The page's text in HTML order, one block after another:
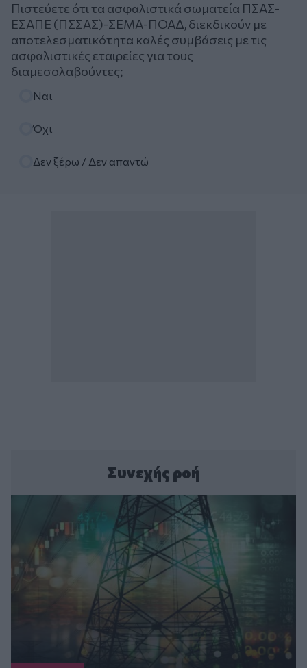
Πιστεύετε ότι τα ασφαλιστικά σωματεία ΠΣΑΣ-
ΕΣΑΠΕ (ΠΣΣΑΣ)-ΣΕΜΑ-ΠΟΑΔ, διεκδικούν με
αποτελεσματικότητα καλές συμβάσεις με τις
ασφαλιστικές εταιρείες για τους
διαμεσολαβούντες;
Ναι
Όχι
Δεν ξέρω / Δεν απαντώ
Συνεχής ροή